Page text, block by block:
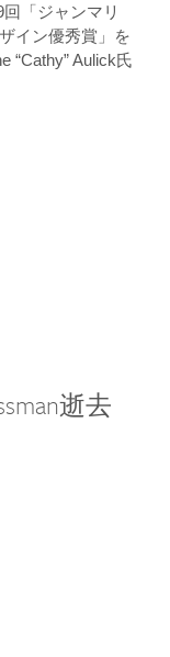
「ジャンマリ
イン優秀賞」を
“Cathy” Aulick氏
逝去